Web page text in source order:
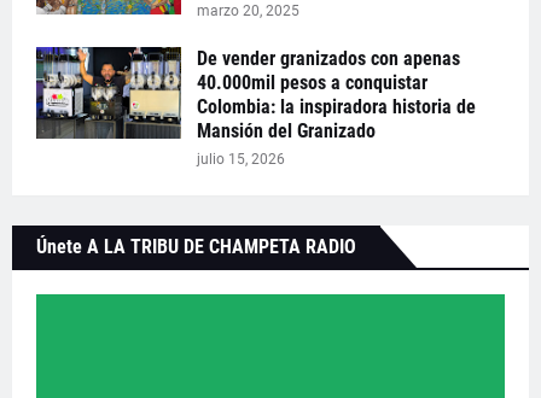
marzo 20, 2025
De vender granizados con apenas
40.000mil pesos a conquistar
Colombia: la inspiradora historia de
Mansión del Granizado
julio 15, 2026
Únete A LA TRIBU DE CHAMPETA RADIO